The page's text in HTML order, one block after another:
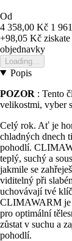
Od
4 358,00 Kč 1
+98,05 Kč
objednavky
Loading...
Popis
POZOR : Tento
velikostmi, vyber
Celý rok. Ať je
chladných dnech
pohodlí.
teplý, suchý a
jakmile se
viditelný při
uchovávají tvé
CLIMAWARM je
pro optimální
zůstat v suchu a
pohodlí.